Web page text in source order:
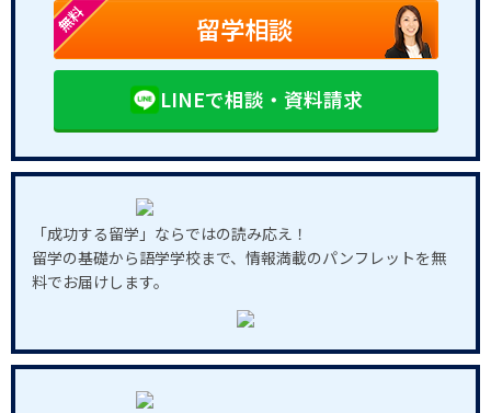
無料 留学相談
LINEで相談・資料請求
「成功する留学」ならではの読み応え！
留学の基礎から語学学校まで、情報満載のパンフレットを無
料でお届けします。